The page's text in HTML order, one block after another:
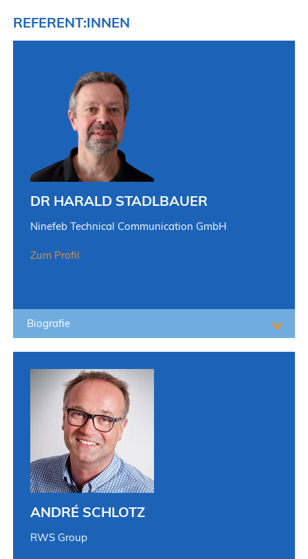
REFERENT:INNEN
DR HARALD STADLBAUER
Ninefeb Technical Communication GmbH
Zum Profil
Biografie
ANDRÉ SCHLOTZ
RWS Group